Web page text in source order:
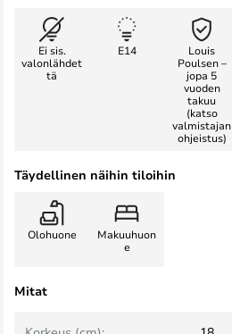
Ei sis.
valonlähdet
tä
E14
Louis
Poulsen –
jopa 5
vuoden
takuu
(katso
valmistajan
ohjeistus)
Täydellinen näihin tiloihin
Olohuone
Makuuhuon
e
Mitat